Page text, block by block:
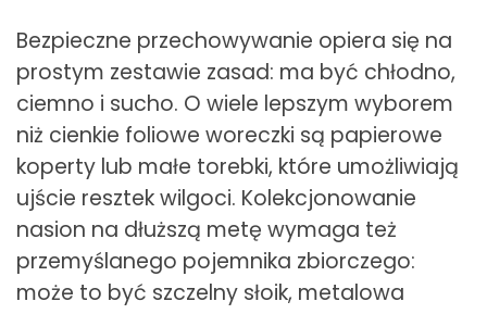
Bezpieczne przechowywanie opiera się na
prostym zestawie zasad: ma być chłodno,
ciemno i sucho. O wiele lepszym wyborem
niż cienkie foliowe woreczki są papierowe
koperty lub małe torebki, które umożliwiają
ujście resztek wilgoci. Kolekcjonowanie
nasion na dłuższą metę wymaga też
przemyślanego pojemnika zbiorczego:
może to być szczelny słoik, metalowa